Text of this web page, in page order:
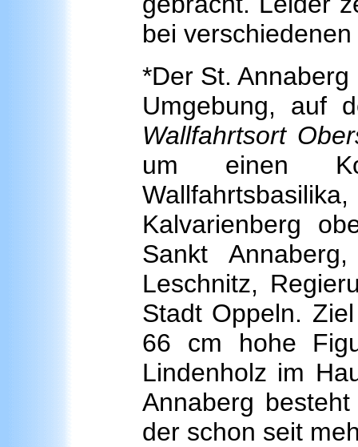
bei
*Der St.
Umgebung, auf
Wallfahrtsort
um einen
Kalvarienberg
Sankt
Leschnitz,
Stadt Oppeln.
66 cm hohe
Lindenholz im
Annaberg
der schon seit